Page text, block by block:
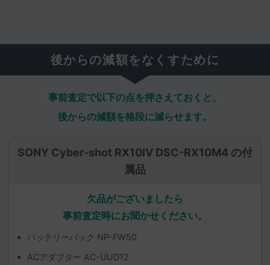
後からの減額をなくすために
事前査定で以下の点を押さえておくと、
後からの減額を格段に減らせます。
SONY Cyber-shot RX10IV DSC-RX10M4 の付
属品
欠品がございましたら
事前査定時にお聞かせください。
バッテリーパック NP-FW50
ACアダプター AC-UUD12